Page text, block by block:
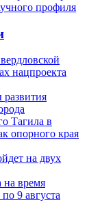
профиля
нацпроекта
Тагила в
опорного края
на двух
на время
9 августа